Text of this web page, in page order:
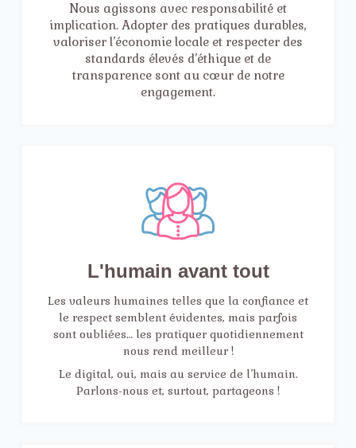
Nous agissons avec responsabilité et
implication. Adopter des pratiques durables,
valoriser l’économie locale et respecter des
standards élevés d’éthique et de
transparence sont au cœur de notre
engagement.
L'humain avant tout
Les valeurs humaines telles que la confiance et
le respect semblent évidentes, mais parfois
sont oubliées… les pratiquer quotidiennement
nous rend meilleur !
Le digital, oui, mais au service de l’humain.
Parlons-nous et, surtout, partageons !